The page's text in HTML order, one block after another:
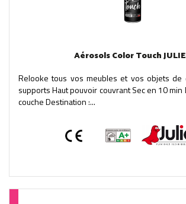
Aérosols Color Touch
Relooke tous vos meubles et vos objets de
supports Haut pouvoir couvrant Sec en 10
couche Destination :...